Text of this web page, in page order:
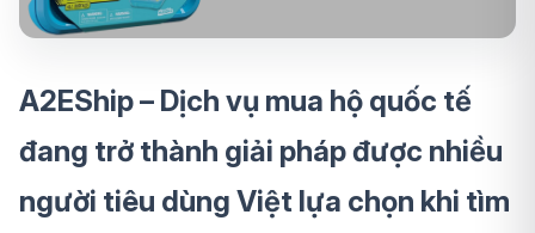
A2EShip – Dịch vụ mua hộ quốc tế
đang trở thành giải pháp được nhiều
người tiêu dùng Việt lựa chọn khi tìm